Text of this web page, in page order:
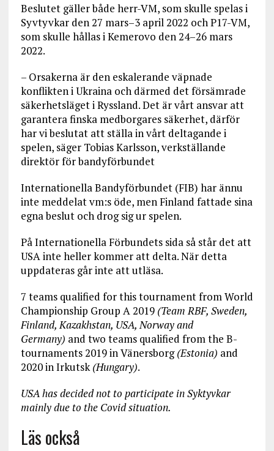
Beslutet gäller både herr-VM, som skulle spelas i
Syvtyvkar den 27 mars–3 april 2022 och P17-VM,
som skulle hållas i Kemerovo den 24–26 mars
2022.
– Orsakerna är den eskalerande väpnade
konflikten i Ukraina och därmed det försämrade
säkerhetsläget i Ryssland. Det är vårt ansvar att
garantera finska medborgares säkerhet, därför
har vi beslutat att ställa in vårt deltagande i
spelen, säger Tobias Karlsson, verkställande
direktör för bandyförbundet
Internationella Bandyförbundet (FIB) har ännu
inte meddelat vm:s öde, men Finland fattade sina
egna beslut och drog sig ur spelen.
På Internationella Förbundets sida så står det att
USA inte heller kommer att delta. När detta
uppdateras går inte att utläsa.
7 teams qualified for this tournament from World
Championship Group A 2019 (Team RBF, Sweden,
Finland, Kazakhstan, USA, Norway and
Germany) and two teams qualified from the B-
tournaments 2019 in Vänersborg(Estonia) and
2020 in Irkutsk(Hungary).
USA has decided not to participate in Syktyvkar
mainly due to the Covid situation.
Läs också